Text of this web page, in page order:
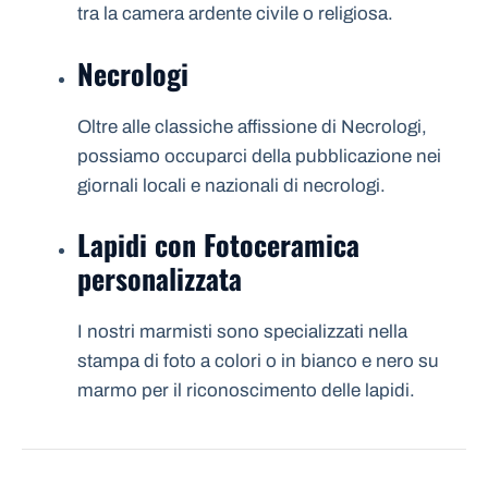
tra la camera ardente civile o religiosa.
Necrologi
Oltre alle classiche affissione di Necrologi,
possiamo occuparci della pubblicazione nei
giornali locali e nazionali di necrologi.
Lapidi con Fotoceramica
personalizzata
I nostri marmisti sono specializzati nella
stampa di foto a colori o in bianco e nero su
marmo per il riconoscimento delle lapidi.